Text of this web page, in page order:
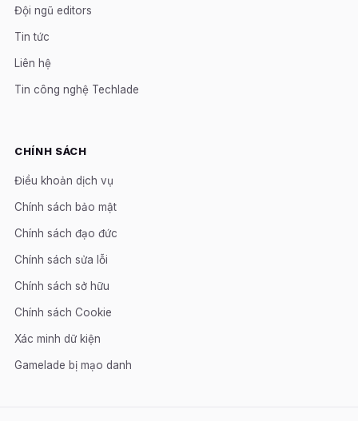
Đội ngũ editors
Tin tức
Liên hệ
Tin công nghệ Techlade
CHÍNH SÁCH
Điều khoản dịch vụ
Chính sách bảo mật
Chính sách đạo đức
Chính sách sửa lỗi
Chính sách sở hữu
Chính sách Cookie
Xác minh dữ kiện
Gamelade bị mạo danh